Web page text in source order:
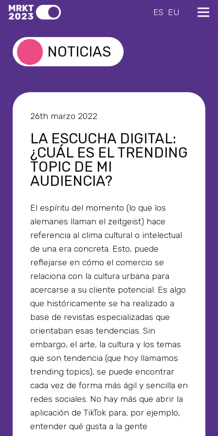
ES EU
NOTICIAS
26th marzo 2022
LA ESCUCHA DIGITAL:
¿CUÁL ES EL TRENDING
TOPIC DE MI
AUDIENCIA?
El espíritu del momento (lo que los
alemanes llaman el zeitgeist) hace
referencia al clima cultural o intelectual
de una era concreta. Esto, puede
reflejarse en cómo el comercio se
relaciona con la cultura urbana para
acercarse a su cliente potencial. Es algo
que históricamente se ha realizado a
base de revistas especializadas que
orientaban esas tendencias. Sin
embargo, el arte, la cultura y los temas
que son tendencia (que hoy llamamos
trending topics), se puede encontrar
cada vez de forma más ágil y sencilla en
redes sociales. No hay más que abrir la
aplicación de TikTok para, por ejemplo,
entender qué gusta a la gente